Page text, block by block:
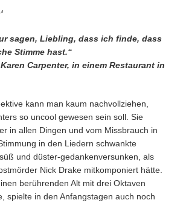
sagen, Liebling, dass ich finde, dass
Stimme hast.“
Carpenter, in einem Restaurant in
kann man kaum nachvollziehen,
so uncool gewesen sein soll. Sie
in allen Dingen und vom Missbrauch in
in den Liedern schwankte
und düster-gedankenversunken, als
Nick Drake mitkomponiert hätte.
berührenden Alt mit drei Oktaven
spielte in den Anfangstagen auch noch